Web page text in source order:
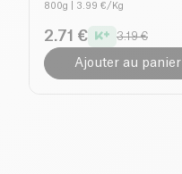
800g | 3.99 €/Kg
2.71 € 3.19 €
Ajouter au panier